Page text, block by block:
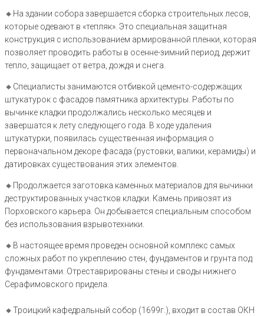
🔸На здании собора завершается сборка строительных лесов,
которые одевают в «тепляк». Это специальная защитная
конструкция с использованием армированной пленки, которая
позволяет проводить работы в осенне-зимний период, держит
тепло, защищает от ветра, дождя и снега.
🔸Специалисты занимаются отбивкой цементо-содержащих
штукатурок с фасадов памятника архитектуры. Работы по
вычинке кладки продолжались несколько месяцев и
завершатся к лету следующего года. В ходе удаления
штукатурки, появилась существенная информация о
первоначальном декоре фасада (рустовки, валики, керамиды) и
датировках существования этих элементов.
🔸Продолжается заготовка каменных материалов для вычинки
деструктированных участков кладки. Камень привозят из
Порховского карьера. Он добывается специальным способом
без использования взрывотехники.
🔸В настоящее время проведен основной комплекс самых
сложных работ по укреплению стен, фундаментов и грунта под
фундаментами. Отреставрированы стены и своды нижнего
Серафимовского придела.
🔸Троицкий кафедральный собор (1699г.), входит в состав ОКН